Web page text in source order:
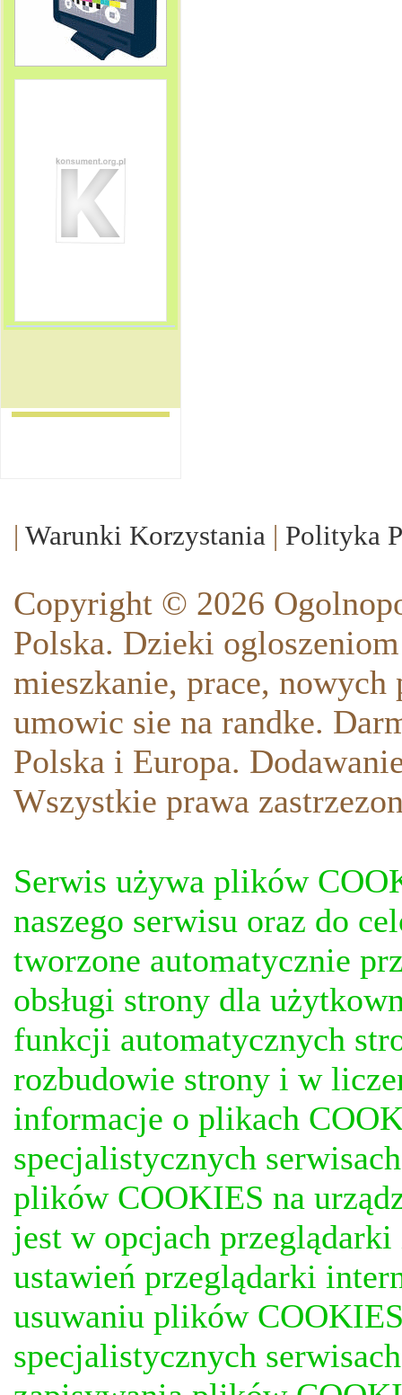
| Warunki Korzystania | Polityka
Copyright © 2026
Polska. Dzieki
mieszkanie, prace,
umowic sie na randke.
Polska i Europa.
Wszystkie prawa
Serwis używa plików
naszego serwisu oraz do
tworzone automatycznie
obsługi strony dla
funkcji automatycznych
rozbudowie strony i w
informacje o plikach
specjalistycznych
plików COOKIES na
jest w opcjach
ustawień przeglądarki
usuwaniu plików
specjalistycznych